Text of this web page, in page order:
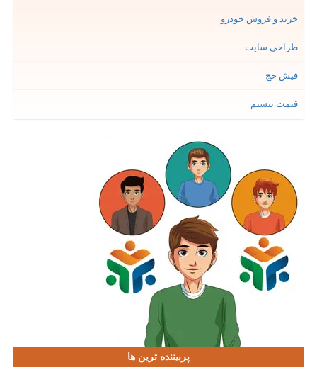
خرید و فروش خودرو
طراحی سایت
فیش حج
قیمت بیسیم
پربیننده ترین ها